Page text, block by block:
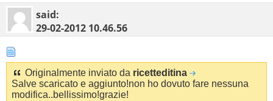
said:
29-02-2012 10.46.56
Originalmente inviato da ricetteditina
Salve scaricato e aggiunto!non ho dovuto fare nessuna
modifica..bellissimo!grazie!